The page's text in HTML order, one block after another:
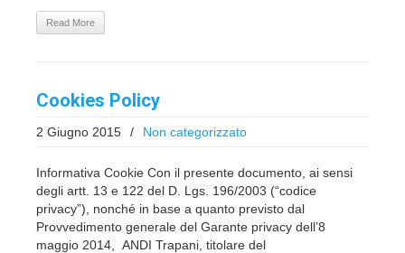
Read More
Cookies Policy
2 Giugno 2015 / Non categorizzato
Informativa Cookie Con il presente documento, ai sensi
degli artt. 13 e 122 del D. Lgs. 196/2003 (“codice
privacy”), nonché in base a quanto previsto dal
Provvedimento generale del Garante privacy dell’8
maggio 2014, ANDI Trapani, titolare del